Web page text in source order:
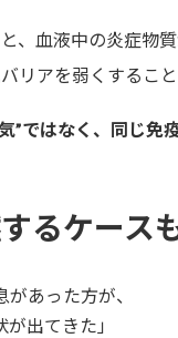
、血液中の炎症物
リアを弱くするこ
”ではなく、同じ免
るケース
あった方が、
が出てきた」